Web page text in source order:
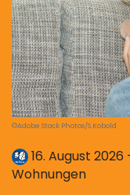
©Adobe Stock Photos/S.Kobold
16. August
Wohnungen